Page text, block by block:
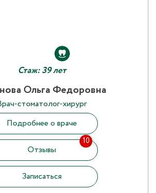
Стаж: 39 лет
Ольга Федоровна
стоматолог-хирург
Подробнее о враче
Отзывы
10
Записаться